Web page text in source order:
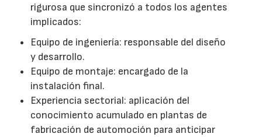
rigurosa que sincronizó a todos los agentes
implicados:
Equipo de ingeniería: responsable del diseño
y desarrollo.
Equipo de montaje: encargado de la
instalación final.
Experiencia sectorial: aplicación del
conocimiento acumulado en plantas de
fabricación de automoción para anticipar